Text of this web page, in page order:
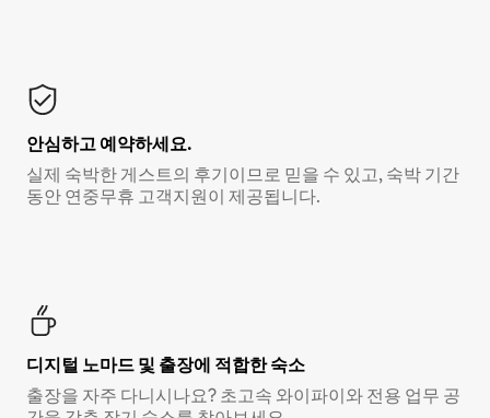
안심하고 예약하세요.
실제 숙박한 게스트의 후기이므로 믿을 수 있고, 숙박 기간
동안 연중무휴 고객지원이 제공됩니다.
디지털 노마드 및 출장에 적합한 숙소
출장을 자주 다니시나요? 초고속 와이파이와 전용 업무 공